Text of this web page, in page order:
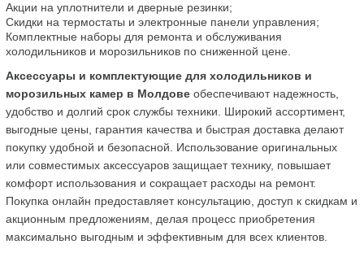
Акции на уплотнители и дверные резинки;
Скидки на термостаты и электронные панели управления;
Комплектные наборы для ремонта и обслуживания
холодильников и морозильников по сниженной цене.
Аксессуары и комплектующие для холодильников и
морозильных камер в Молдове обеспечивают надежность,
удобство и долгий срок службы техники. Широкий ассортимент,
выгодные цены, гарантия качества и быстрая доставка делают
покупку удобной и безопасной. Использование оригинальных
или совместимых аксессуаров защищает технику, повышает
комфорт использования и сокращает расходы на ремонт.
Покупка онлайн предоставляет консультацию, доступ к скидкам и
акционным предложениям, делая процесс приобретения
максимально выгодным и эффективным для всех клиентов.